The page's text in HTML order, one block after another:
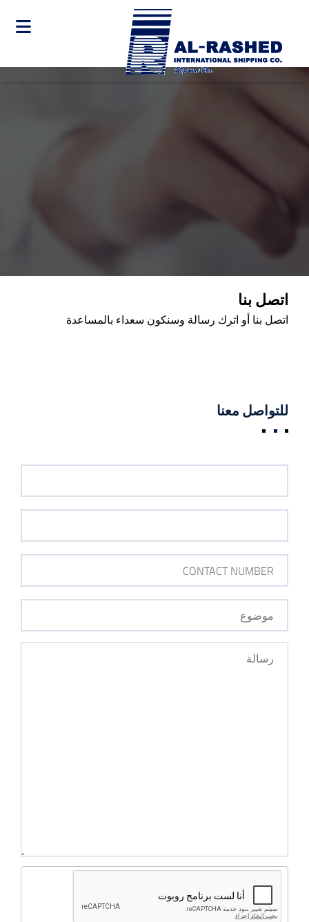
تجاوز
إلى
المحتوى
الرئيسي
Main
اتصل بنا
اتصل بنا أو اترك رسالة وسنكون سعداء بالمساعدة
‫‫للتو‬‫اصل‬ ‫معنا‬‬